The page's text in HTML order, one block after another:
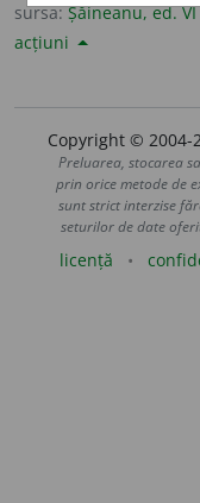
sursa:Șăineanu, ed. VI
acțiuni
Copyright © 2004-
Preluarea, stocarea
prin orice metode de
sunt strict interzise
seturilor de date
licență